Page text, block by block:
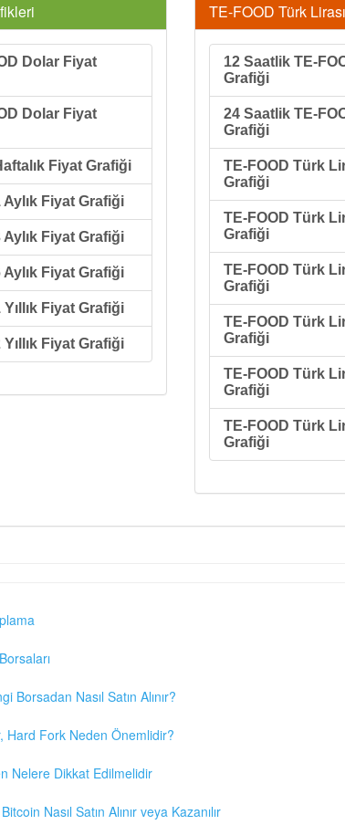
Dolar Fiyat
Dolar Fiyat
Fiyat Grafiği
Fiyat Grafiği
Fiyat Grafiği
Fiyat Grafiği
Fiyat Grafiği
Fiyat Grafiği
TE-FOOD Türk
12 Saatlik TE-
Grafiği
24 Saatlik TE-
Grafiği
TE-FOOD Türk
Grafiği
TE-FOOD Türk
Grafiği
TE-FOOD Türk
Grafiği
TE-FOOD Türk
Grafiği
TE-FOOD Türk
Grafiği
TE-FOOD Türk
Grafiği
Borsadan Nasıl Satın Alınır?
Hard Fork Neden Önemlidir?
Nelere Dikkat Edilmelidir
Nasıl Satın Alınır veya Kazanılır